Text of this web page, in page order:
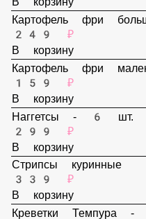
В корзину
Картофель фри большой
249 ₽
В корзину
Картофель фри маленький
159 ₽
В корзину
Наггетсы - 6 шт.
299 ₽
В корзину